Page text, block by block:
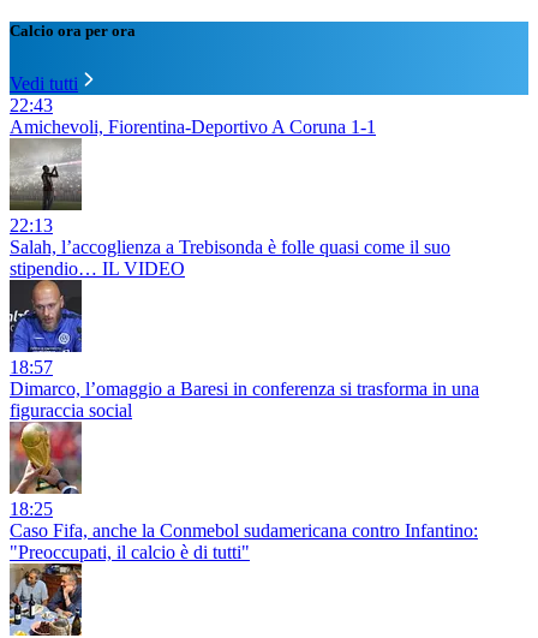
Calcio ora per ora
Vedi tutti
22:43
Amichevoli, Fiorentina-Deportivo A Coruna 1-1
22:13
Salah, l’accoglienza a Trebisonda è folle quasi come il suo
stipendio… IL VIDEO
18:57
Dimarco, l’omaggio a Baresi in conferenza si trasforma in una
figuraccia social
18:25
Caso Fifa, anche la Conmebol sudamericana contro Infantino:
"Preoccupati, il calcio è di tutti"